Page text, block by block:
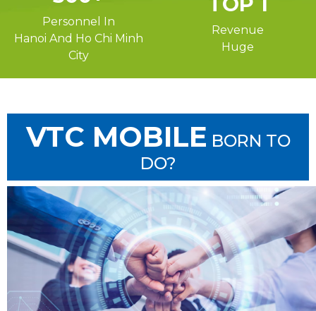
Personnel In
Hanoi And Ho Chi Minh
City
Revenue
Huge
VTC MOBILE BORN TO
DO?